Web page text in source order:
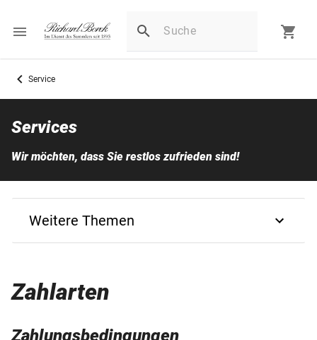
Service
Services
Wir möchten, dass Sie restlos zufrieden sind!
Weitere Themen
Bestellungen von A - Z
Zahlarten
Zahlungsbedingungen